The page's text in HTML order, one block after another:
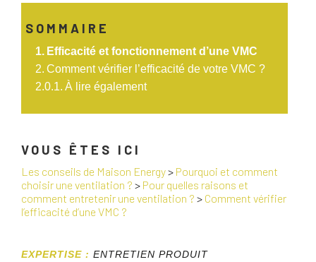
SOMMAIRE
Efficacité et fonctionnement d’une VMC
Comment vérifier l’efficacité de votre VMC ?
À lire également
VOUS ÊTES ICI
Les conseils de Maison Energy> Pourquoi et comment
choisir une ventilation ? > Pour quelles raisons et
comment entretenir une ventilation ? > Comment vérifier
l’efficacité d’une VMC ?
EXPERTISE : ENTRETIEN PRODUIT